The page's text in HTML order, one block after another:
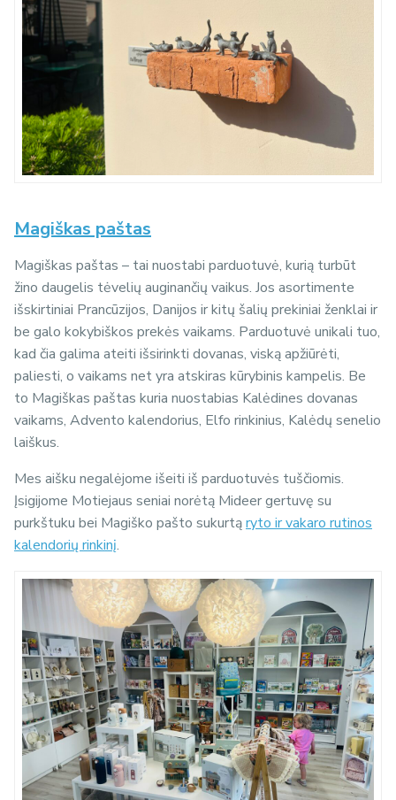
Magiškas paštas
Magiškas paštas – tai nuostabi parduotuvė, kurią turbūt
žino daugelis tėvelių auginančių vaikus. Jos asortimente
išskirtiniai Prancūzijos, Danijos ir kitų šalių prekiniai ženklai ir
be galo kokybiškos prekės vaikams. Parduotuvė unikali tuo,
kad čia galima ateiti išsirinkti dovanas, viską apžiūrėti,
paliesti, o vaikams net yra atskiras kūrybinis kampelis. Be
to Magiškas paštas kuria nuostabias Kalėdines dovanas
vaikams, Advento kalendorius, Elfo rinkinius, Kalėdų senelio
laiškus.
Mes aišku negalėjome išeiti iš parduotuvės tuščiomis.
Įsigijome Motiejaus seniai norėtą Mideer gertuvę su
purkštuku bei Magiško pašto sukurtąryto ir vakaro rutinos
kalendorių rinkinį.